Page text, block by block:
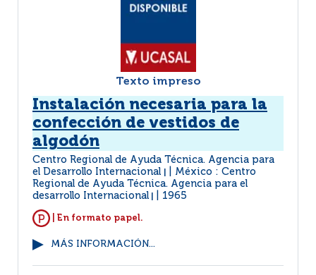
Texto impreso
Instalación necesaria para la
confección de vestidos de
algodón
Centro Regional de Ayuda Técnica. Agencia para
el Desarrollo Internacional
México : Centro
Regional de Ayuda Técnica. Agencia para el
desarrollo Internacional
1965
| En formato papel.
MÁS INFORMACIÓN...